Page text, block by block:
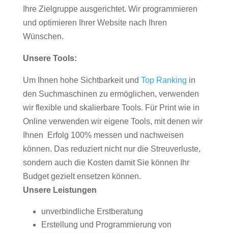
Ihre Zielgruppe ausgerichtet. Wir programmieren
und optimieren Ihrer Website nach Ihren
Wünschen.
Unsere Tools:
Um Ihnen hohe Sichtbarkeit und Top Ranking in
den Suchmaschinen zu ermöglichen, verwenden
wir flexible und skalierbare Tools. Für Print wie in
Online verwenden wir eigene Tools, mit denen wir
Ihnen Erfolg 100% messen und nachweisen
können. Das reduziert nicht nur die Streuverluste,
sondern auch die Kosten damit Sie können Ihr
Budget gezielt ensetzen können.
Unsere Leistungen
unverbindliche Erstberatung
Erstellung und Programmierung von